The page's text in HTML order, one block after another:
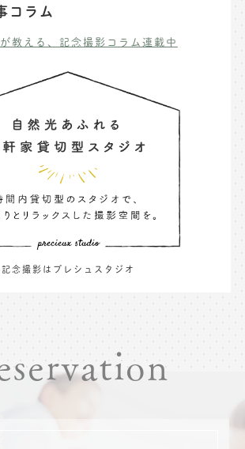
コラム
教える、記念撮影コラム連載中
記念撮影はプレシュスタジオ